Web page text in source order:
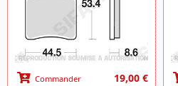
Commander 19,00 €